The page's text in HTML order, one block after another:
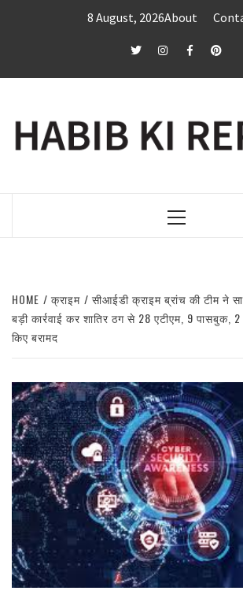
8 August, 2026About
twitterInstagramFacebook
Primary
HOME क्राइम
सीआईडी क्राइम ब्रांच की टीम ने
बड़ी कार्रवाई कर शातिर ठग से 28 एटीएम, 9 पासबुक,
किए बरामद